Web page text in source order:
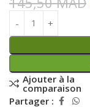
Ajouter à la
comparaison
Partager :